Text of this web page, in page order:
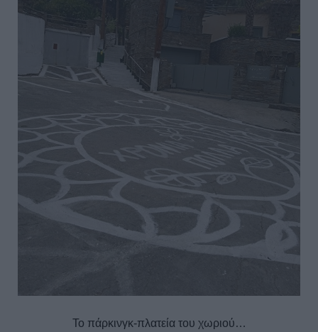
Το πάρκινγκ-πλατεία του χωριού…